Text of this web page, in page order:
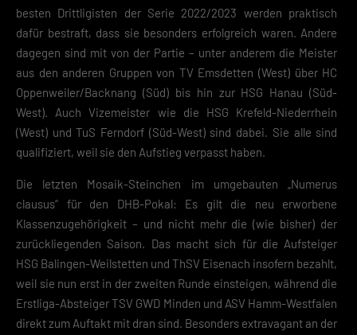
besten Drittligisten der Serie 2022/2023 werden praktisch
dafür bestraft, dass sie besonders erfolgreich waren. Andere
dagegen sind mit von der Partie – unter anderem die Meister
aus den anderen Gruppen von TV Emsdetten (West) über HC
Oppenweiler/Backnang (Süd) bis hin zur HSG Hanau (Süd-
West). Auch Vizemeister wie die HSG Krefeld-Niederrhein
(West) und TuS Ferndorf (Süd-West) sind dabei. Sie alle sind
qualifiziert, weil sie den Aufstieg verpasst haben.
Die letzten Mosaik-Steinchen im umgebauten „Numerus
clausus“ für den DHB-Pokal: Es gilt die neu erworbene
Klassenzugehörigkeit – und nicht mehr die (wie bisher) der
zurückliegenden Saison. Das macht sich für die Aufsteiger
HSG Balingen-Weilstetten und ThSV Eisenach insofern bezahlt,
weil sie nun erst in der zweiten Runde einsteigen, während die
Erstliga-Absteiger TSV GWD Minden und ASV Hamm-Westfalen
direkt zum Auftakt mit dran sind. Besonders extravagant an der